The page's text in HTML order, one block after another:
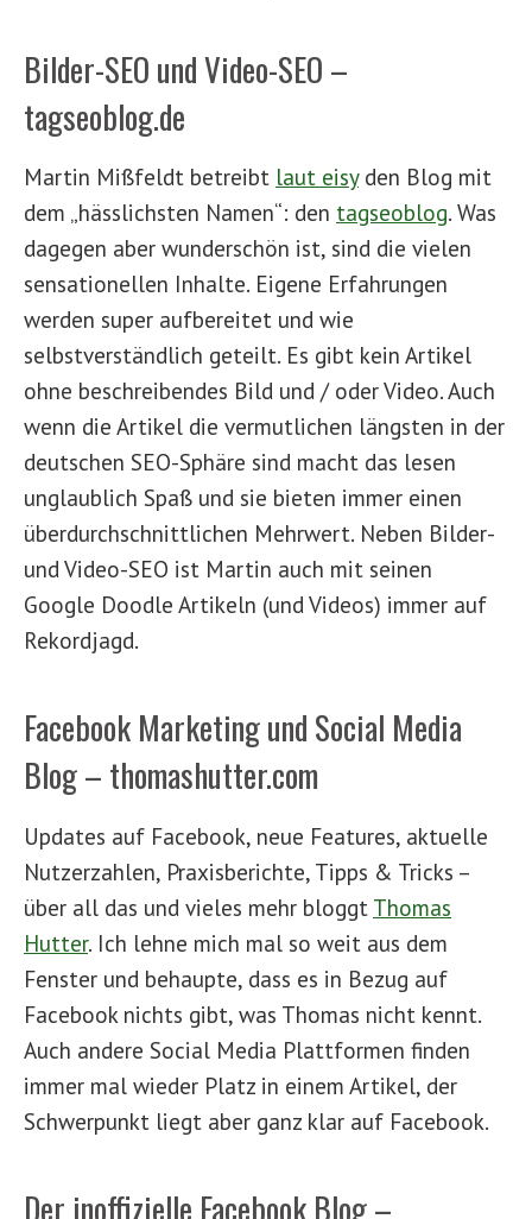
Bilder-SEO und Video-SEO –
tagseoblog.de
Martin Mißfeldt betreibt laut eisyden Blog mit
dem „hässlichsten Namen“: den tagseoblog. Was
dagegen aber wunderschön ist, sind die vielen
sensationellen Inhalte. Eigene Erfahrungen
werden super aufbereitet und wie
selbstverständlich geteilt. Es gibt kein Artikel
ohne beschreibendes Bild und / oder Video. Auch
wenn die Artikel die vermutlichen längsten in der
deutschen SEO-Sphäre sind macht das lesen
unglaublich Spaß und sie bieten immer einen
überdurchschnittlichen Mehrwert. Neben Bilder-
und Video-SEO ist Martin auch mit seinen
Google Doodle Artikeln (und Videos) immer auf
Rekordjagd.
Facebook Marketing und Social Media
Blog – thomashutter.com
Updates auf Facebook, neue Features, aktuelle
Nutzerzahlen, Praxisberichte, Tipps & Tricks –
über all das und vieles mehr bloggt Thomas
Hutter. Ich lehne mich mal so weit aus dem
Fenster und behaupte, dass es in Bezug auf
Facebook nichts gibt, was Thomas nicht kennt.
Auch andere Social Media Plattformen finden
immer mal wieder Platz in einem Artikel, der
Schwerpunkt liegt aber ganz klar auf Facebook.
Der inoffizielle Facebook Blog –